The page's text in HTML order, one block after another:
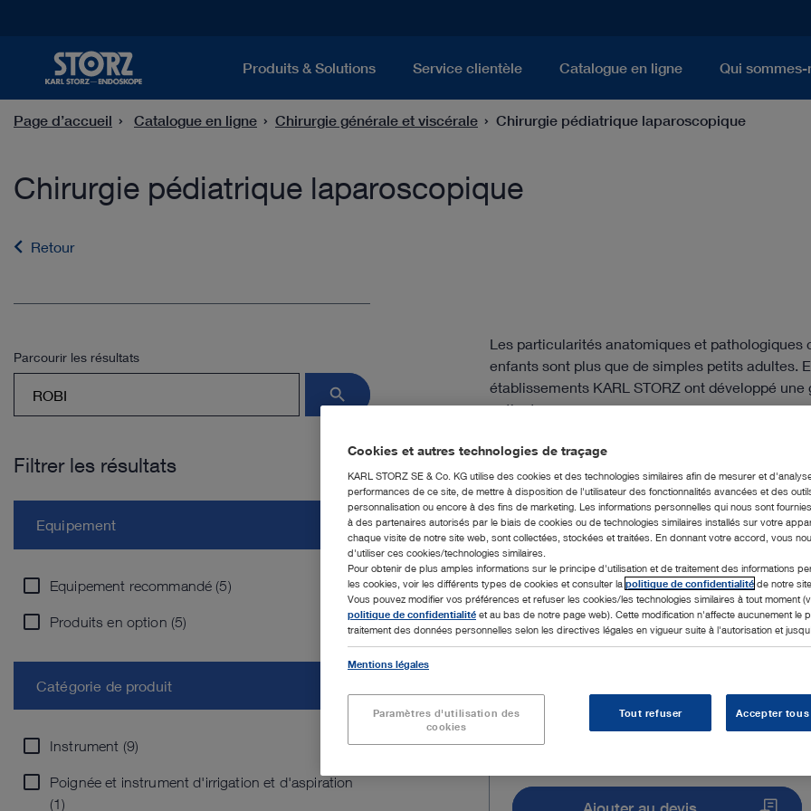
Produits & Solutions Service clientèle Catalogue en ligne Qui sommes-
Page d’accueil Catalogue en ligne Chirurgie générale et viscérale Chirurgie pédiatrique laparoscopique
Chirurgie pédiatrique laparoscopique
Retour
Les particularités anatomiques et
enfants sont plus que de simples petits adultes.
établissements KARL STORZ ont développé
patients.
10 Produits
Parcourir les résultats
search
Filtrer les résultats
Equipement
Equipement recommandé (5)
Produits en option (5)
Catégorie de produit
Instrument (9)
Poignée et instrument d'irrigation et d'aspiration
(1)
Cookies et autres technologies de traçage
KARL STORZ SE & Co. KG utilise des cookies et des technologies similaires afin de mesurer et
performances de ce site, de mettre à disposition de l'utilisateur des fonctionnalités avancées et des
personnalisation ou encore à des fins de marketing. Les informations personnelles qui nous sont
à des partenaires autorisés par le biais de cookies ou de technologies similaires installés sur votre
chaque visite de notre site web, sont collectées, stockées et traitées. En donnant votre accord, vous
d'utiliser ces cookies/technologies similaires.
Pour obtenir de plus amples informations sur le principe d'utilisation et de traitement des informations
les cookies, voir les différents types de cookies et consulter la politique de confidentialité de notre
Vous pouvez modifier vos préférences et refuser les cookies/les technologies similaires à tout moment
politique de confidentialité et au bas de notre page web). Cette modification n'affecte aucunement le
traitement des données personnelles selon les directives légales en vigueur suite à l'autorisation et
Mentions légales
Paramètres d'utilisation des
cookies
Tout refuser Accepter